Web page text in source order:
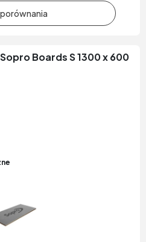
Boards S 1300 x 600